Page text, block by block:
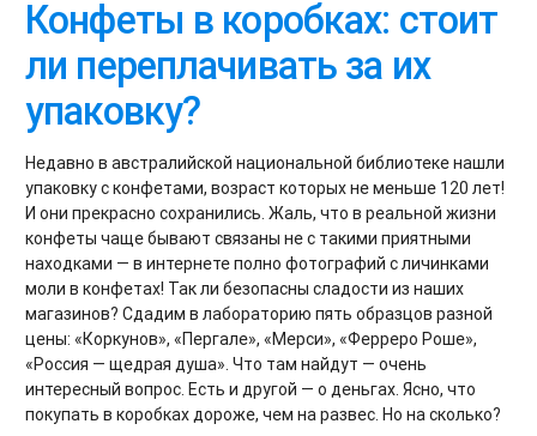
Конфеты в коробках: стоит
ли переплачивать за их
упаковку?
Недавно в австралийской национальной библиотеке нашли
упаковку с конфетами, возраст которых не меньше 120 лет!
И они прекрасно сохранились. Жаль, что в реальной жизни
конфеты чаще бывают связаны не с такими приятными
находками — в интернете полно фотографий с личинками
моли в конфетах! Так ли безопасны сладости из наших
магазинов? Сдадим в лабораторию пять образцов разной
цены: «Коркунов», «Пергале», «Мерси», «Ферреро Роше»,
«Россия — щедрая душа». Что там найдут — очень
интересный вопрос. Есть и другой — о деньгах. Ясно, что
покупать в коробках дороже, чем на развес. Но на сколько?